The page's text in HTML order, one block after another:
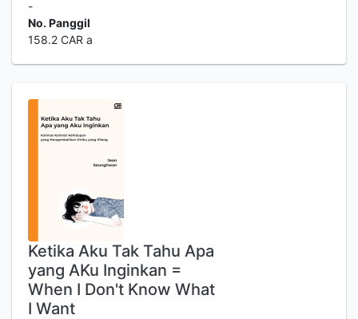
-
No. Panggil
158.2 CAR a
Ketika Aku Tak Tahu Apa
yang AKu Inginkan =
When I Don't Know What
I Want